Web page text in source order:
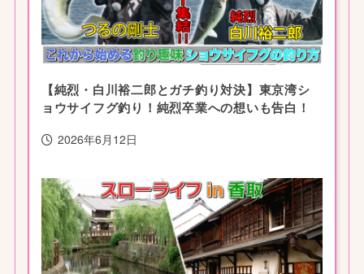
【純烈・白川裕二郎とガチ釣り対決】東京湾シ
ョウサイフグ釣り！純烈卒業への想いも告白！
2026年6月12日